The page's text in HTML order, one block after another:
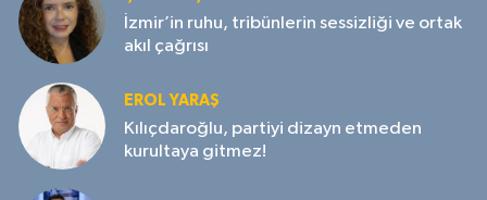
İzmir’in ruhu, tribünlerin sessizliği ve ortak
akıl çağrısı
EROL YARAŞ
Kılıçdaroğlu, partiyi dizayn etmeden
kurultaya gitmez!